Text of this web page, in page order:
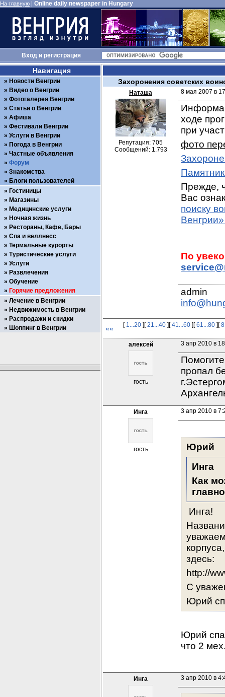
На главную Online daily newspaper in Hungary
Входи регистрация
Захоронения советских
Наташа
Репутация: 705
Сообщений: 1.793
8 мая 2007 в
ходе
при
фото
Прежде,
Вас
поиску
«« [ 1...20 ][21...40 ][41...60 ][61...80 ][
алексей
гость
3 апр 2010 в
пропал
Инга
гость
3 апр 2010 в
Юрий
Инга
Как
Инга!
здесь:
http://
С
Юрий
Юрий
что 2
Инга 3 апр 2010 в
Навигация
Новости Венгрии
Видео о Венгрии
Фотогалерея Венгрии
Статьи о Венгрии
Афиша
Фестивали Венгрии
Услуги в Венгрии
Погода в Венгрии
Частные объявления
Форум
Знакомства
Блоги пользователей
Гостиницы
Магазины
Медицинские услуги
Ночная жизнь
Рестораны, Кафе, Бары
Спа и веллнесс
Термальные курорты
Туристические услуги
Услуги
Развлечения
Обучение
Горячие предложения
Лечение в Венгрии
Недвижимость в Венгрии
Распродажи и скидки
Шоппинг в Венгрии